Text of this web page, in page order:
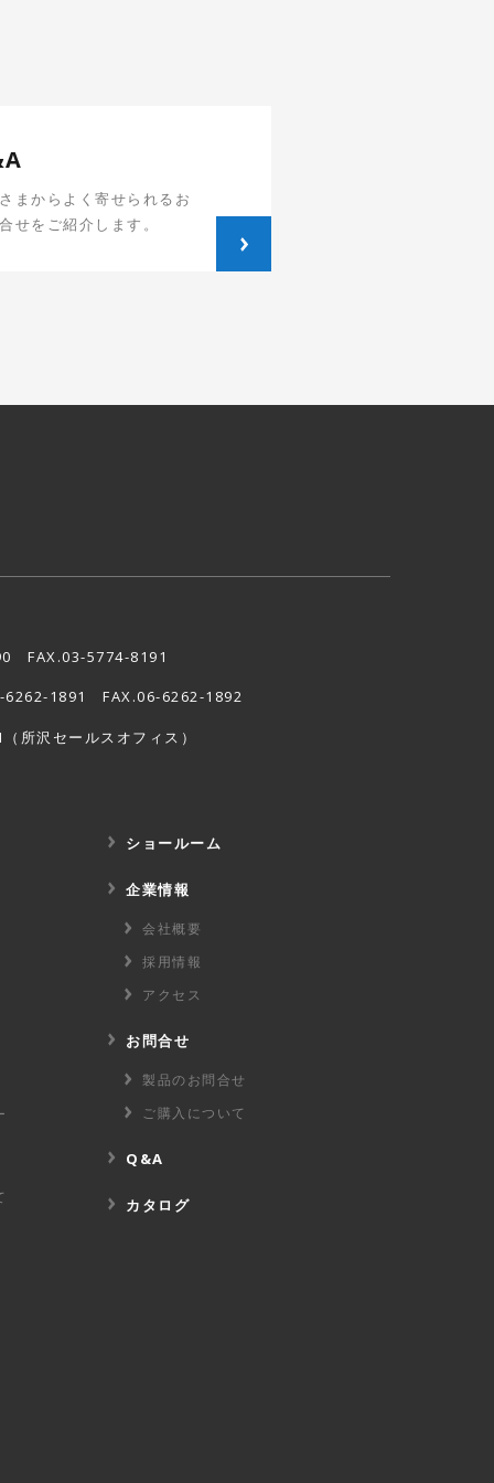
まからよく寄せられるお
せをご紹介します。
FAX.03-5774-8191
6262-1891 FAX.06-6262-1892
（所沢セールスオフィス）
ショールーム
企業情報
会社概要
採用情報
アクセス
お問合せ
製品のお問合せ
ご購入について
Q&A
カタログ